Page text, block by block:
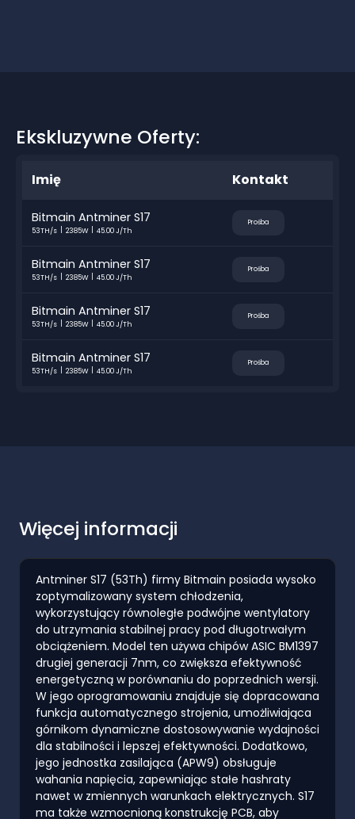
Ekskluzywne Oferty:
Imię Kontakt
Bitmain Antminer S17
53TH/s 2385W 45.00 J/Th
Prośba
Bitmain Antminer S17
53TH/s 2385W 45.00 J/Th
Prośba
Bitmain Antminer S17
53TH/s 2385W 45.00 J/Th
Prośba
Bitmain Antminer S17
53TH/s 2385W 45.00 J/Th
Prośba
Więcej informacji
Antminer S17 (53Th) firmy Bitmain posiada wysoko
zoptymalizowany system chłodzenia,
wykorzystujący równoległe podwójne wentylatory
do utrzymania stabilnej pracy pod długotrwałym
obciążeniem. Model ten używa chipów ASIC BM1397
drugiej generacji 7nm, co zwiększa efektywność
energetyczną w porównaniu do poprzednich wersji.
W jego oprogramowaniu znajduje się dopracowana
funkcja automatycznego strojenia, umożliwiająca
górnikom dynamiczne dostosowywanie wydajności
dla stabilności i lepszej efektywności. Dodatkowo,
jego jednostka zasilająca (APW9) obsługuje
wahania napięcia, zapewniając stałe hashraty
nawet w zmiennych warunkach elektrycznych. S17
ma także wzmocnioną konstrukcję PCB, aby